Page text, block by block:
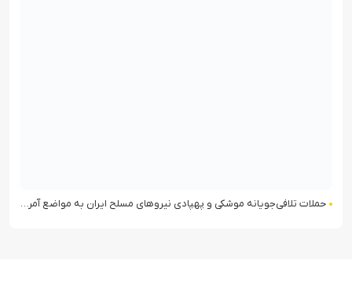
حملات تلافی‌جویانه موشکی و پهپادی نیروهای مسلح ایران به مواضع آمریکا در منطقه